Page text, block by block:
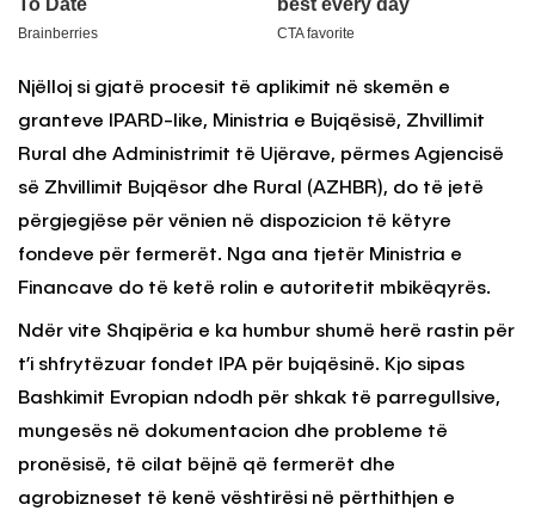
Njëlloj si gjatë procesit të aplikimit në skemën e
granteve IPARD-like, Ministria e Bujqësisë, Zhvillimit
Rural dhe Administrimit të Ujërave, përmes Agjencisë
së Zhvillimit Bujqësor dhe Rural (AZHBR), do të jetë
përgjegjëse për vënien në dispozicion të këtyre
fondeve për fermerët. Nga ana tjetër Ministria e
Financave do të ketë rolin e autoritetit mbikëqyrës.
Ndër vite Shqipëria e ka humbur shumë herë rastin për
t’i shfrytëzuar fondet IPA për bujqësinë. Kjo sipas
Bashkimit Evropian ndodh për shkak të parregullsive,
mungesës në dokumentacion dhe probleme të
pronësisë, të cilat bëjnë që fermerët dhe
agrobizneset të kenë vështirësi në përthithjen e